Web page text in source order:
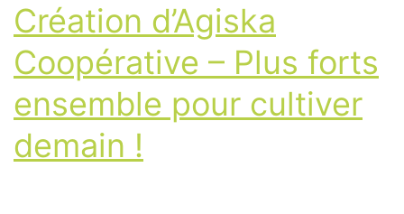
Création d’Agiska
Coopérative – Plus forts
ensemble pour cultiver
demain !